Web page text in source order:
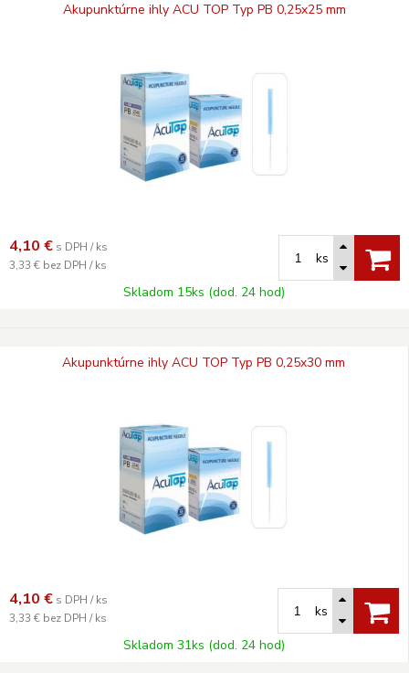
Akupunktúrne ihly ACU TOP Typ PB 0,25x25 mm
4,10 € s DPH / ks
3,33 € bez DPH / ks
ks
Skladom 15ks (dod. 24 hod)
Akupunktúrne ihly ACU TOP Typ PB 0,25x30 mm
4,10 € s DPH / ks
3,33 € bez DPH / ks
ks
Skladom 31ks (dod. 24 hod)